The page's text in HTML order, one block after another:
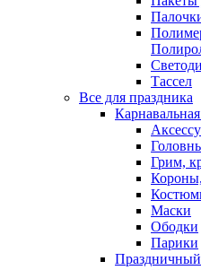
Тассел
Все для праздника
Грим,
Маски
Ободки
Парики
Праздничный